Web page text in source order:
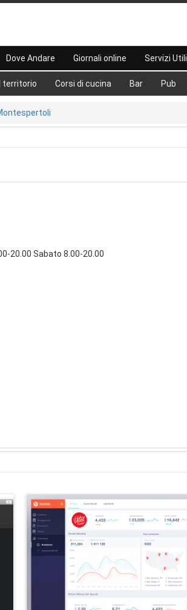
territorio Corsi di cucina Bar Pub
Dove Andare Giornali online Servizi Utili
20.00 Sabato 8.00-20.00